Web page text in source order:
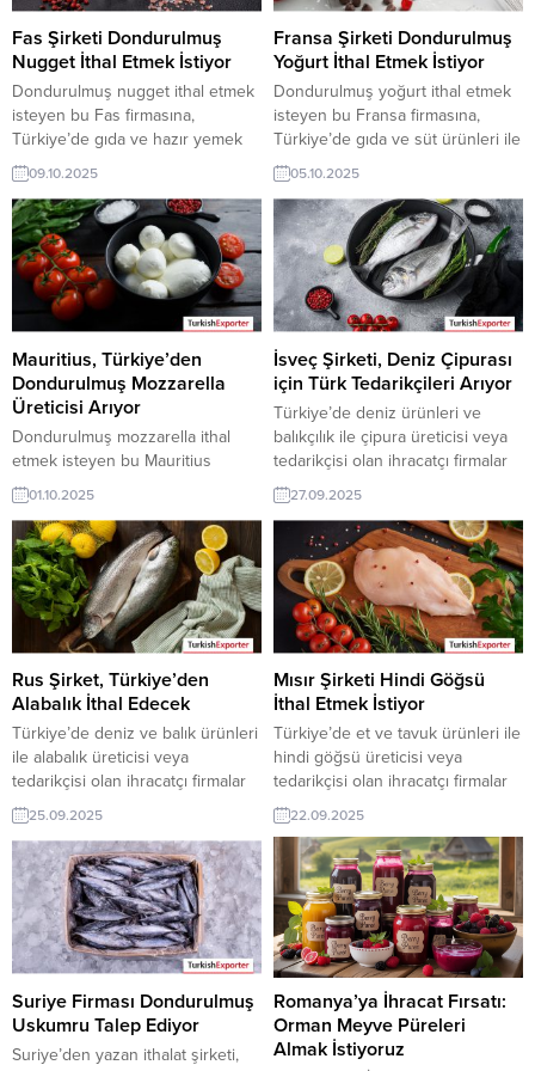
üyelik kredisi sahibi ihracat
şirketleri erişebilmektedir. ➤ Bu
ithalat...
sahibi ihracat şirketleri
erişebilmektedir. ➤ Bu ithalat
alım...
Fas Şirketi Dondurulmuş
Nugget İthal Etmek İstiyor
Dondurulmuş nugget ithal etmek
isteyen bu Fas firmasına,
Türkiye’de gıda ve hazır yemek
ürünleri ile nugget üreticisi veya
tedarikçisi olan ihracatçı firmalar
teklif sunabilirler. Yeni bir ihracat
pazarı fırsatı olan bu alım ilanının
iletişim bilgilerine TurkishExporter
VIP üyeleri ile TE üyelik kredisi
sahibi ihracat şirketleri
erişebilmektedir. ➤ Bu ithalat
alım...
09.10.2025
Fransa Şirketi Dondurulmuş
Yoğurt İthal Etmek İstiyor
Dondurulmuş yoğurt ithal etmek
isteyen bu Fransa firmasına,
Türkiye’de gıda ve süt ürünleri ile
yoğurt üreticisi veya tedarikçisi
olan ihracatçı firmalar teklif
sunabilirler. Yeni bir ihracat pazarı
fırsatı olan bu alım ilanının iletişim
bilgilerine TurkishExporter VIP
üyeleri ile TE üyelik kredisi sahibi
ihracat şirketleri erişebilmektedir.
➤ Bu ithalat alım talebinin...
05.10.2025
Mauritius, Türkiye’den
Dondurulmuş Mozzarella
Üreticisi Arıyor
Dondurulmuş mozzarella ithal
etmek isteyen bu Mauritius
firmasına, Türkiye’de gıda ve süt
ürünleri ile mozzarella üreticisi
veya tedarikçisi olan ihracatçı
firmalar teklif sunabilirler. Yeni bir
ihracat pazarı fırsatı olan bu alım
ilanının iletişim bilgilerine
TurkishExporter VIP üyeleri ile TE
üyelik kredisi sahibi ihracat
şirketleri erişebilmektedir. ➤ Bu
ithalat alım talebinin detaylarına...
01.10.2025
İsveç Şirketi, Deniz Çipurası
için Türk Tedarikçileri Arıyor
Türkiye’de deniz ürünleri ve
balıkçılık ile çipura üreticisi veya
tedarikçisi olan ihracatçı firmalar
için, İsveç’den gelen deniz
çipurası ithalat talebi yeni bir
ihracat pazarı fırsatı sunuyor. Bu
alım ilanının iletişim bilgilerine
yalnızca TurkishExporter VIP
üyeleri ile TE kredi sahibi
üyelerimiz erişebilmektedir. ➤
Talebin detaylarına buradan
ulaşabilirsiniz. Tüm Deniz
Ürünleri –...
27.09.2025
Rus Şirket, Türkiye’den
Alabalık İthal Edecek
Türkiye’de deniz ve balık ürünleri
ile alabalık üreticisi veya
tedarikçisi olan ihracatçı firmalar
için, Rusya’dan gelen alabalık
ithalat talebi yeni bir ihracat pazarı
fırsatı sunuyor. Bu alım ilanının
iletişim bilgilerine yalnızca
TurkishExporter VIP üyeleri ile TE
kredi sahibi üyelerimiz
erişebilmektedir. ➤ Talebin
detaylarına buradan
ulaşabilirsiniz. Tüm Deniz
Ürünleri – Balık...
25.09.2025
Mısır Şirketi Hindi Göğsü
İthal Etmek İstiyor
Türkiye’de et ve tavuk ürünleri ile
hindi göğsü üreticisi veya
tedarikçisi olan ihracatçı firmalar
için, Mısır’dan gelen hindi göğsü
ithalat talebi yeni bir ihracat pazarı
fırsatı sunuyor. Bu alım ilanının
iletişim bilgilerine yalnızca
TurkishExporter VIP üyeleri ile TE
kredi sahibi üyelerimiz
erişebilmektedir. ➤ Talebin
detaylarına buradan
ulaşabilirsiniz. Tüm Et
Ürünleri İthalat...
22.09.2025
Suriye Firması Dondurulmuş
Uskumru Talep Ediyor
Suriye’den yazan ithalat şirketi,
Romanya’ya İhracat Fırsatı:
Orman Meyve Püreleri
Almak İstiyoruz